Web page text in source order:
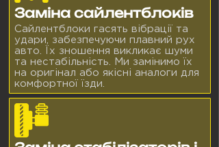
Заміна сайлентблоків
Сайлентблоки гасять вібрації та
удари, забезпечуючи плавний рух
авто. Їх зношення викликає шуми
та нестабільність. Ми замінимо їх
на оригінал або якісні аналоги для
комфортної їзди.